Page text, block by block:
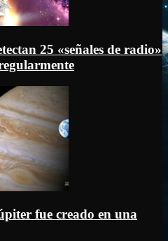
25 «señales de radio»
fue creado en una